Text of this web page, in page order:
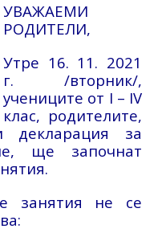
УВАЖАЕМИ
РОДИТЕЛИ,
Утре 16. 11. 2021
г. /вторник/,
учениците от I – IV
клас, родителите,
за
ще започнат
занятия не се